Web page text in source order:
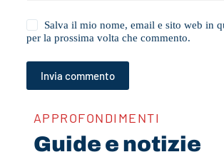
Salva il mio nome, email e sito web in
per la prossima volta che commento.
Invia commento
APPROFONDIMENTI
Guide e notizie